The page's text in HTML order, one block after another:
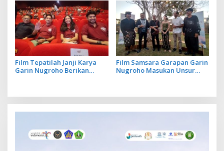
Pendidikan
Film Tepatilah Janji Karya
Garin Nugroho Berikan
Film Samsara Garapan Garin
Nugroho Masukan Unsur